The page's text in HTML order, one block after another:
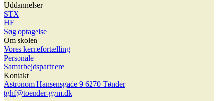
Uddannelser
STX
HF
Søg optagelse
Om skolen
Vores kernefortælling
Personale
Samarbejdspartnere
Kontakt
Astronom Hansensgade 9 6270 Tønder
tghf@toender-gym.dk